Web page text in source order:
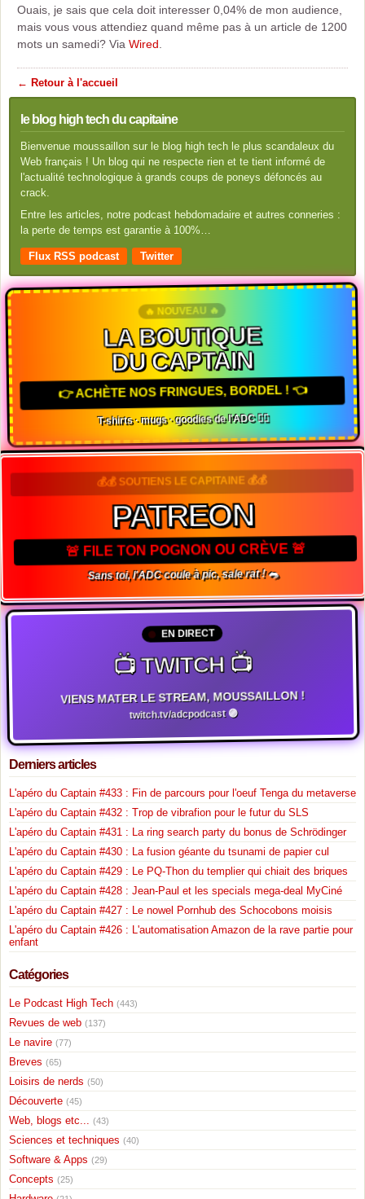
Ouais, je sais que cela doit interesser 0,04% de mon audience,
mais vous vous attendiez quand même pas à un article de 1200
mots un samedi? Via Wired
← Retour à l'accueil
le blog high tech du capitaine
Bienvenue moussaillon sur le blog high tech le plus scandaleux du
Web français ! Un blog qui ne respecte rien et te tient informé de
l'actualité technologique à grands coups de poneys défoncés au
crack.
Entre les articles, notre podcast hebdomadaire et autres conneries :
la perte de temps est garantie à 100%…
Flux RSS podcast Twitter
🔥 NOUVEAU 🔥
LA BOUTIQUE
DU CAPTAIN
👉 ACHÈTE NOS FRINGUES, BORDEL ! 👈
T-shirts · mugs · goodies de l'ADC 🏴‍☠️
💰💰 SOUTIENS LE CAPITAINE 💰💰
PATREON
🚨 FILE TON POGNON OU CRÈVE 🚨
Sans toi, l'ADC coule à pic, sale rat ! 🐀
EN DIRECT
📺 TWITCH 📺
VIENS MATER LE STREAM, MOUSSAILLON !
twitch.tv/adcpodcast 🟣
Derniers articles
L'apéro du Captain #433 : Fin de parcours pour l'oeuf Tenga du metaverse
L'apéro du Captain #432 : Trop de vibrafion pour le futur du SLS
L'apéro du Captain #431 : La ring search party du bonus de Schrödinger
L'apéro du Captain #430 : La fusion géante du tsunami de papier cul
L'apéro du Captain #429 : Le PQ-Thon du templier qui chiait des briques
L'apéro du Captain #428 : Jean-Paul et les specials mega-deal MyCiné
L'apéro du Captain #427 : Le nowel Pornhub des Schocobons moisis
L'apéro du Captain #426 : L'automatisation Amazon de la rave partie pour
enfant
Catégories
Le Podcast High Tech (443)
Revues de web (137)
Le navire (77)
Breves (65)
Loisirs de nerds (50)
Découverte (45)
Web, blogs etc... (43)
Sciences et techniques (40)
Software & Apps (29)
Concepts (25)